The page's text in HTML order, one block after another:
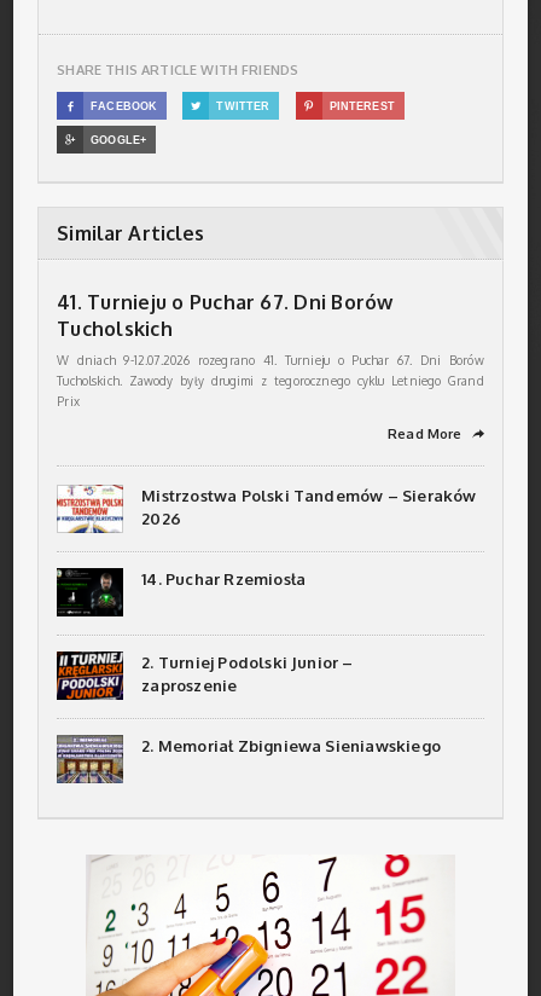
SHARE THIS ARTICLE WITH FRIENDS
 FACEBOOK  TWITTER  PINTEREST
 GOOGLE+
Similar Articles
41. Turnieju o Puchar 67. Dni Borów
Tucholskich
W dniach 9-12.07.2026 rozegrano 41. Turnieju o Puchar 67. Dni Borów
Tucholskich. Zawody były drugimi z tegorocznego cyklu Letniego Grand
Prix
Read More ➦
Mistrzostwa Polski Tandemów – Sieraków
2026
14. Puchar Rzemiosła
2. Turniej Podolski Junior –
zaproszenie
2. Memoriał Zbigniewa Sieniawskiego